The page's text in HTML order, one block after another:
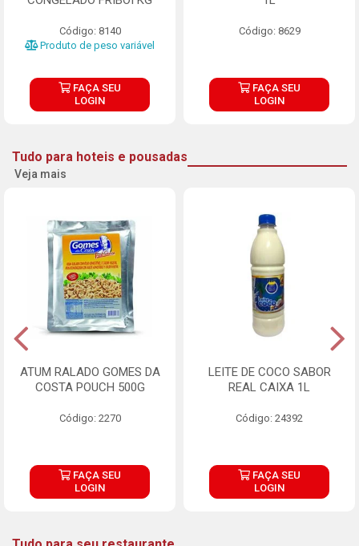
Código: 8140
Produto de peso variável
FAÇA SEU
LOGIN
Código: 8629
FAÇA SEU
LOGIN
Tudo para hoteis e pousadas
Veja mais
ATUM RALADO GOMES DA
COSTA POUCH 500G
Código: 2270
FAÇA SEU
LOGIN
LEITE DE COCO SABOR
REAL CAIXA 1L
Código: 24392
FAÇA SEU
LOGIN